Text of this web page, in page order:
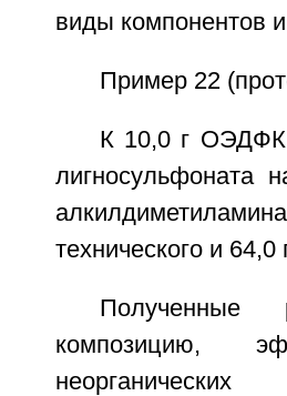
виды компонентов
Пример 22
К 10,0 г ОЭДФК
лигносульфоната
технического и 64,0
Полученные
композицию,